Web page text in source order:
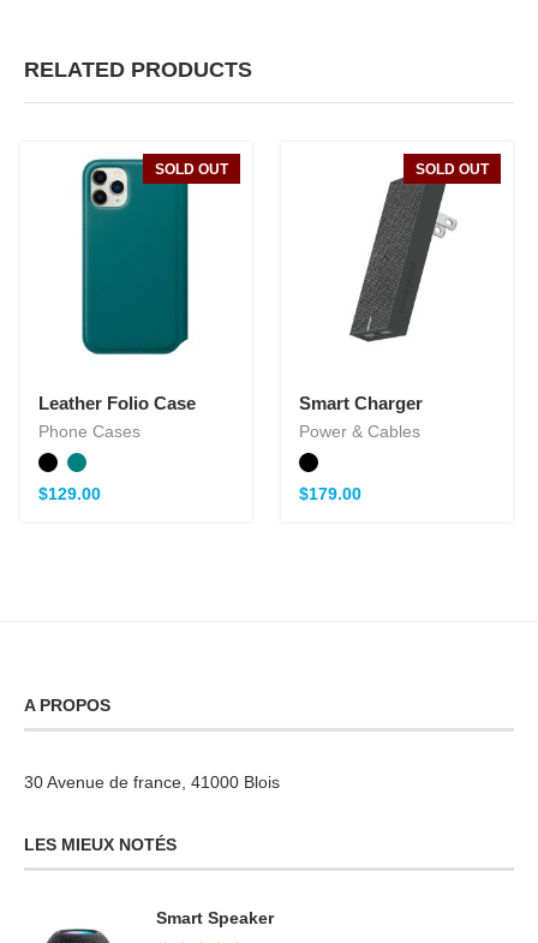
RELATED PRODUCTS
SOLD OUT
Leather Folio Case
Phone Cases
$129.00
SOLD OUT
Smart Charger
Power & Cables
$179.00
A PROPOS
30 Avenue de france, 41000 Blois
LES MIEUX NOTÉS
Smart Speaker